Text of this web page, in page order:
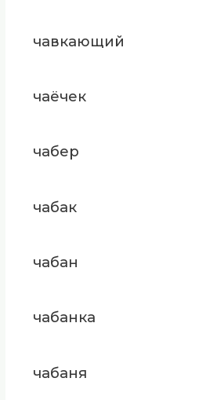
чавкающий
чаёчек
чабер
чабак
чабан
чабанка
чабаня